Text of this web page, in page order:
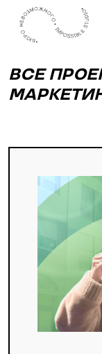
ВСЕ